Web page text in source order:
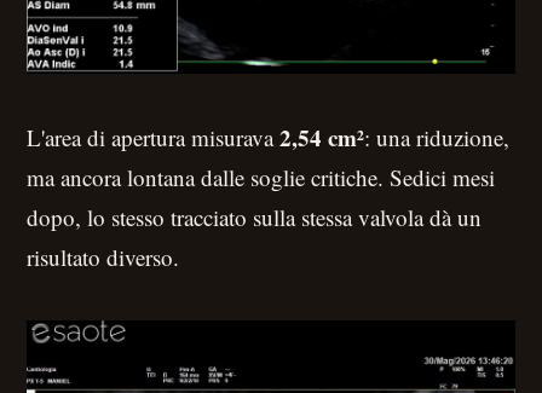
L'area di apertura misurava2,54 cm²: una riduzione,
ma ancora lontana dalle soglie critiche. Sedici mesi
dopo, lo stesso tracciato sulla stessa valvola dà un
risultato diverso.